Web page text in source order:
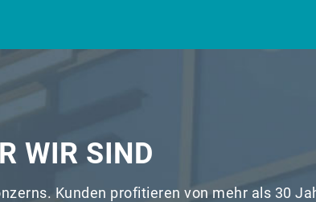
WIR SIND
Kunden profitieren von mehr als 30